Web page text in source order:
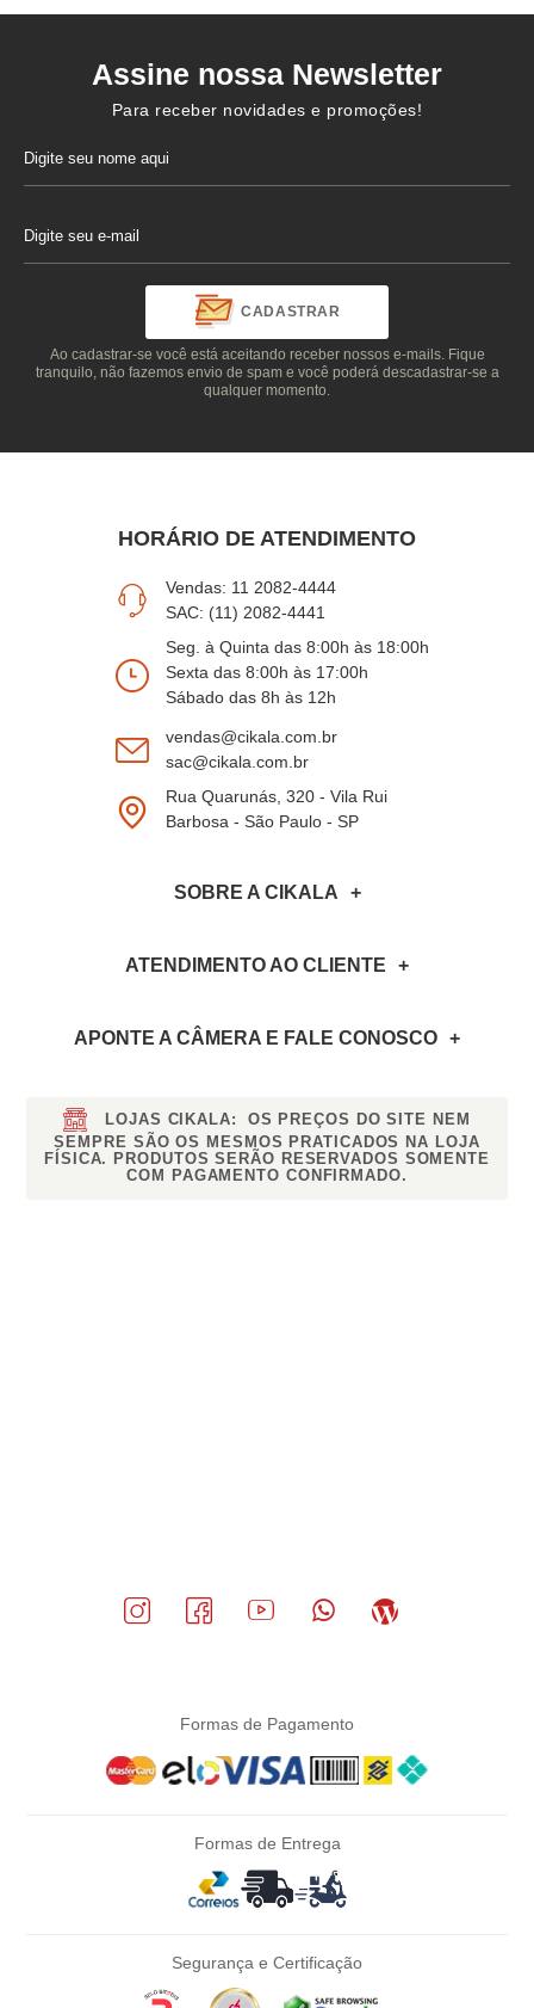
Assine nossa Newsletter
Para receber novidades e promoções!
CADASTRAR
Ao cadastrar-se você está aceitando receber nossos e-mails. Fique
tranquilo, não fazemos envio de spam e você poderá descadastrar-se a
qualquer momento.
HORÁRIO DE ATENDIMENTO
Vendas: 11 2082-4444
SAC: (11) 2082-4441
Seg. à Quinta das 8:00h às 18:00h
Sexta das 8:00h às 17:00h
Sábado das 8h às 12h
vendas@cikala.com.br
sac@cikala.com.br
Rua Quarunás, 320 - Vila Rui
Barbosa - São Paulo - SP
SOBRE A CIKALA
ATENDIMENTO AO CLIENTE
APONTE A CÂMERA E FALE CONOSCO
LOJAS CIKALA:
OS PREÇOS DO SITE NEM
SEMPRE SÃO OS MESMOS PRATICADOS NA LOJA
FÍSICA. PRODUTOS SERÃO RESERVADOS SOMENTE
COM PAGAMENTO CONFIRMADO.
Formas de Pagamento
Formas de Entrega
Segurança e Certificação